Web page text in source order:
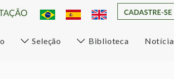
Seleção Biblioteca